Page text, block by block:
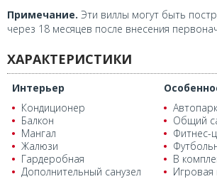
Примечание. Эти виллы могут быть
через 18 месяцев после внесения
ХАРАКТЕРИСТИКИ
Интерьер
Кондиционер
Балкон
Мангал
Жалюзи
Гардеробная
Дополнительный санузел
Общий
Фитнес-
В
Игровая